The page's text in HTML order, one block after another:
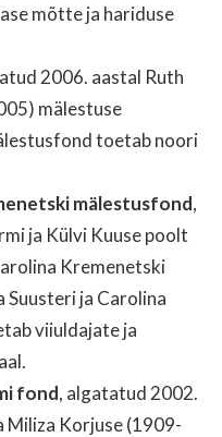
mõtte ja hariduse
2006. aastal Ruth
mälestuse
toetab noori
mälestusfond,
ja Külvi Kuuse poolt
Kremenetski
Suusteri ja Carolina
viiuldajate ja
fond, algatatud 2002.
Miliza Korjuse (1909-